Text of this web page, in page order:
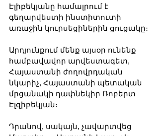
Էլիբեկյանը համալրում է
գեղարվեստի ինստիտուտի
առաջին կուրսեցիներին ցուցակը։
Արդյունքում մենք այսօր ունենք
համբավավոր արվեստագետ,
Հայաստանի ժողովրդական
նկարիչ, Հայաստանի պետական
մրցանակի դափնեկիր Ռոբերտ
Էլզիբեկյան։
Դրանով, սակայն, չավարտվեց